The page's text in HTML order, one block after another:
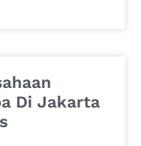
Di Jakarta